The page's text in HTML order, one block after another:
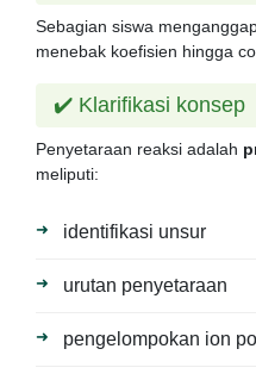
Sebagian siswa
menebak koefisien hingga
✔️ Klarifikasi konsep
Penyetaraan reaksi adalah
meliputi:
identifikasi unsur
urutan penyetaraan
pengelompokan ion